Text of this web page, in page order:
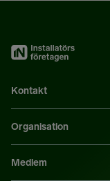
Kontakt
Organisation
Medlem